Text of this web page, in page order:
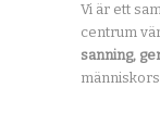
Vi är ett
centrum
sanning,